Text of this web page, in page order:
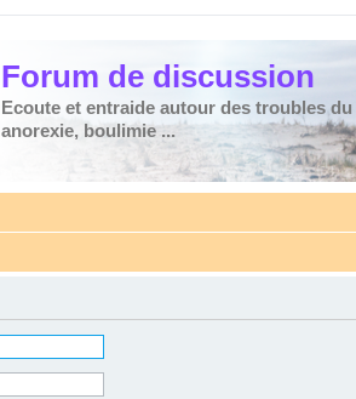
Forum de discussion
Ecoute et entraide autour des troubles
anorexie, boulimie ...